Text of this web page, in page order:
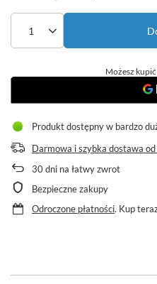
Możesz
Produkt dostępny w bardzo
Darmowa i szybka dostawa od
30dni na łatwy zwrot
Bezpieczne zakupy
Odroczone płatności. Kup